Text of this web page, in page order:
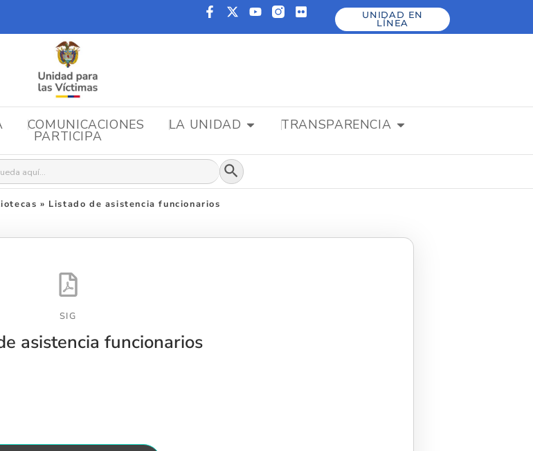
UNIDAD EN
LÍNEA
COMUNICACIONES LA UNIDAD TRANSPARENCIA
PARTICIPA
Botón de búsqueda
» Listado de asistencia funcionarios
SIG
asistencia funcionarios